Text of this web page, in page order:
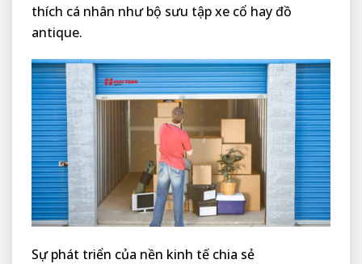
thích cá nhân như bộ sưu tập xe cổ hay đồ
antique.
Sự phát triển của nền kinh tế chia sẻ